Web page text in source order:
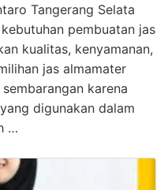
Tangerang Selata
pembuatan jas
kualitas, kenyamanan,
jas almamater
karena
digunakan dalam
…